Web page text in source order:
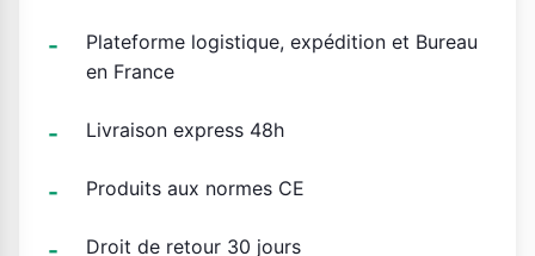
Plateforme logistique, expédition et Bureau
en France
Livraison express 48h
Produits aux normes CE
Droit de retour 30 jours